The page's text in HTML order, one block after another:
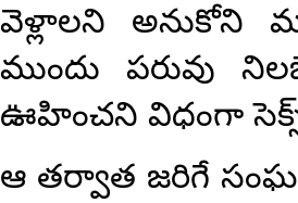
వెళ్లాలని అనుకోని
ముందు పరువు
ఊహించని విధంగా
ఆ తర్వాత జరిగే